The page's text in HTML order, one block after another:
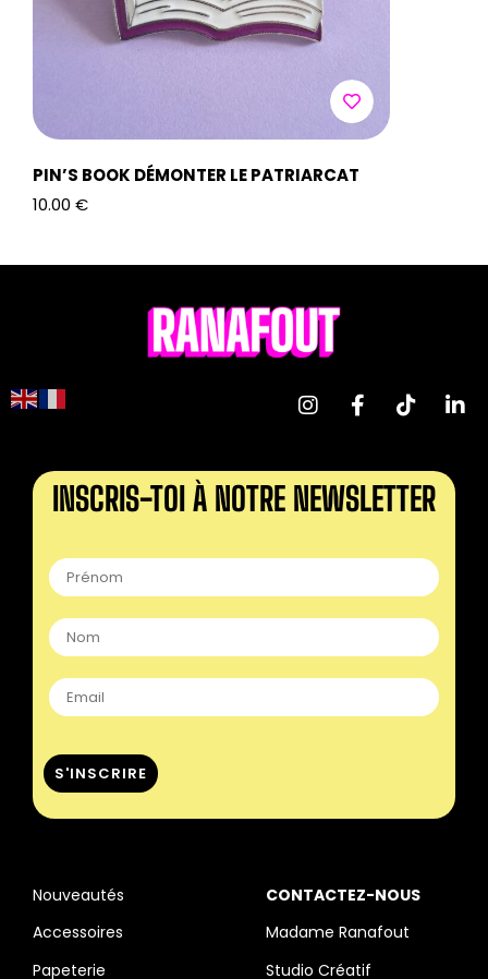
PIN’S BOOK DÉMONTER LE PATRIARCAT
10.00 €
INSCRIS-TOI À NOTRE NEWSLETTER
Nouveautés
Accessoires
Papeterie
CONTACTEZ-NOUS
Madame Ranafout
Studio Créatif